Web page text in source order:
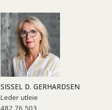
SISSEL D. GERHARDSEN
Leder utleie
482 76 503